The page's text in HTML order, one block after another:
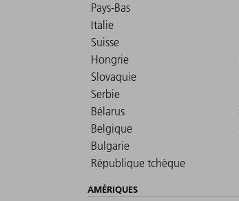
Pays-Bas
Italie
Suisse
Hongrie
Slovaquie
Serbie
Bélarus
Belgique
Bulgarie
République tchèque
AMÉRIQUES